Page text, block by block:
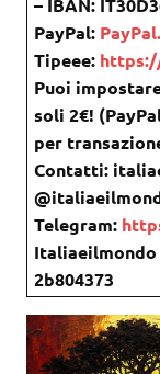
– IBAN:
PayPal:
Tipeee:
Puoi
soli 2€!
per
Contatti:
Telegram:
Italiaeilmondo
2b804373